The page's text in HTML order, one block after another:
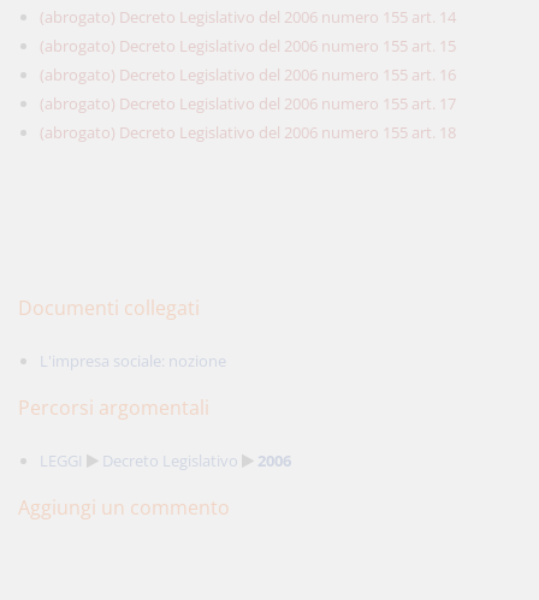
(abrogato) Decreto Legislativo del 2006 numero 155 art. 14
(abrogato) Decreto Legislativo del 2006 numero 155 art. 15
(abrogato) Decreto Legislativo del 2006 numero 155 art. 16
(abrogato) Decreto Legislativo del 2006 numero 155 art. 17
(abrogato) Decreto Legislativo del 2006 numero 155 art. 18
Documenti collegati
L'impresa sociale: nozione
Percorsi argomentali
LEGGI Decreto Legislativo 2006
Aggiungi un commento